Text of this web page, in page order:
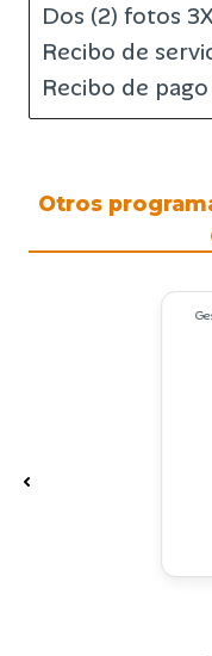
Dos (2) fotos
Recibo de
Recibo de
Otros
Gestión de comercio